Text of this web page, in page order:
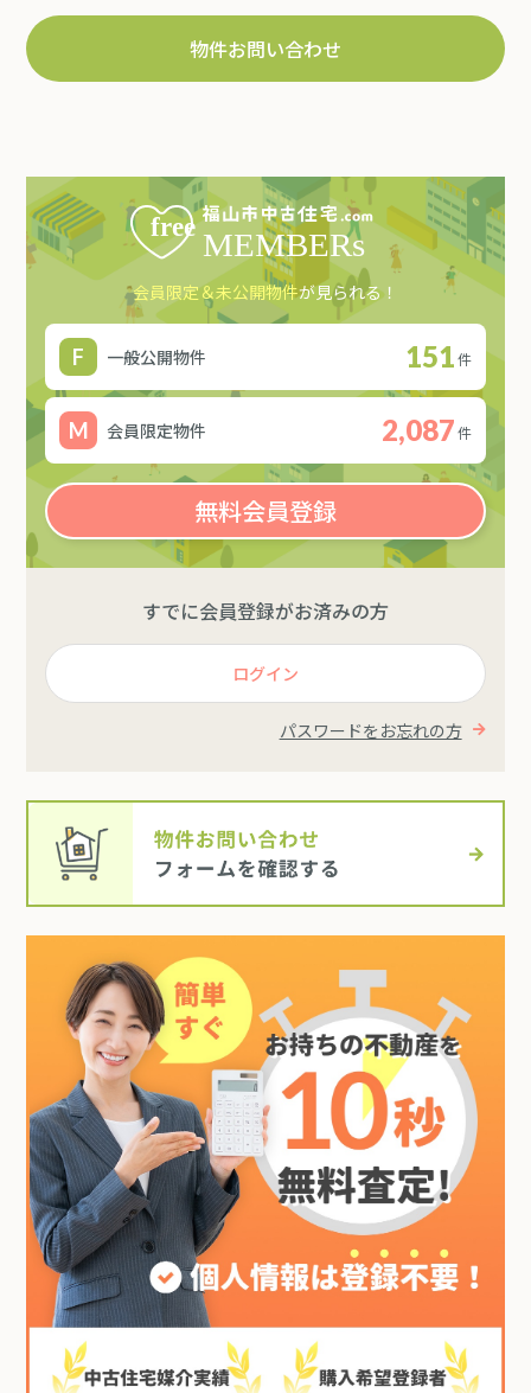
物件お問い合わせ
会員限定＆未公開物件が見られる！
一般公開物件 151件
会員限定物件 2,087件
無料会員登録
すでに会員登録がお済みの方
ログイン
パスワードをお忘れの方